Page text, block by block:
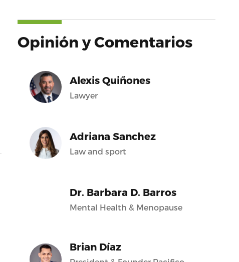
Opinión y Comentarios
Alexis Quiñones
Lawyer
Adriana Sanchez
Law and sport
Dr. Barbara D. Barros
Mental Health & Menopause
Brian Díaz